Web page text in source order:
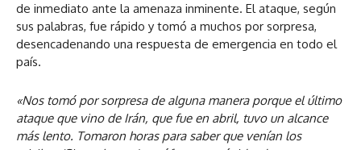
de inmediato ante la amenaza inminente. El ataque, según
sus palabras, fue rápido y tomó a muchos por sorpresa,
desencadenando una respuesta de emergencia en todo el
país.
«Nos tomó por sorpresa de alguna manera porque el último
ataque que vino de Irán, que fue en abril, tuvo un alcance
más lento. Tomaron horas para saber que venían los